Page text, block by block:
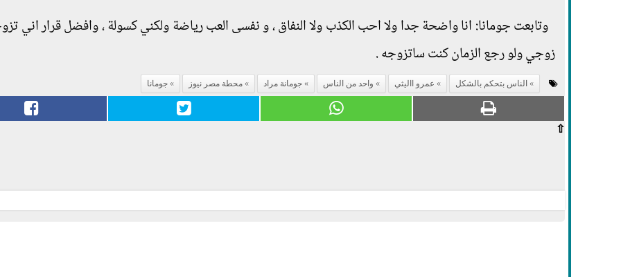
وتابعت جومانا: انا واضحة جدا ولا احب الكذب ولا النفاق ، و نفسى العب رياضة ولكني كسولة ، وافضل قرار اني
زوجي ولو رجع الزمان كنت ساتزوجه .
الناس بتحكم بالشكل عمرو االيثي واحد من الناس جومانة مراد محطة مصر نيوز جومانا
⇧